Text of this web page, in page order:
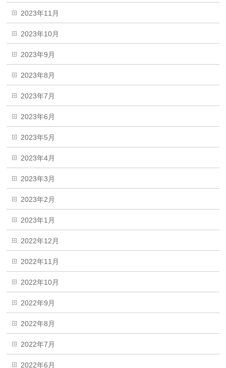
2023年11月
2023年10月
2023年9月
2023年8月
2023年7月
2023年6月
2023年5月
2023年4月
2023年3月
2023年2月
2023年1月
2022年12月
2022年11月
2022年10月
2022年9月
2022年8月
2022年7月
2022年6月